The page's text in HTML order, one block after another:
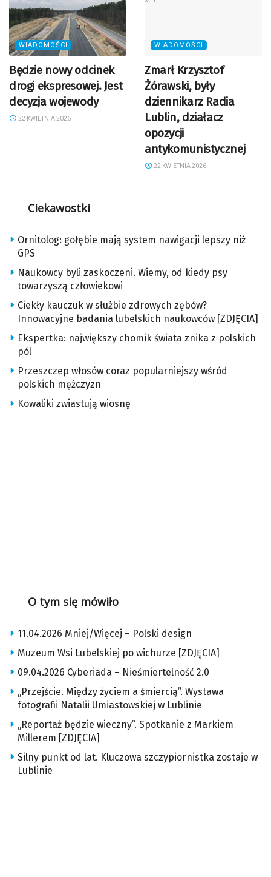
WIADOMOŚCI
Będzie nowy odcinek
drogi ekspresowej. Jest
decyzja wojewody
22 KWIETNIA 2026
WIADOMOŚCI
Zmarł Krzysztof
Żórawski, były
dziennikarz Radia
Lublin, działacz
opozycji
antykomunistycznej
22 KWIETNIA 2026
Ciekawostki
Ornitolog: gołębie mają system nawigacji lepszy niż
GPS
Naukowcy byli zaskoczeni. Wiemy, od kiedy psy
towarzyszą człowiekowi
Ciekły kauczuk w służbie zdrowych zębów?
Innowacyjne badania lubelskich naukowców [ZDJĘCIA]
Ekspertka: największy chomik świata znika z polskich
pól
Przeszczep włosów coraz popularniejszy wśród
polskich mężczyzn
Kowaliki zwiastują wiosnę
O tym się mówiło
11.04.2026 Mniej/Więcej – Polski design
Muzeum Wsi Lubelskiej po wichurze [ZDJĘCIA]
09.04.2026 Cyberiada – Nieśmiertelność 2.0
„Przejście. Między życiem a śmiercią”. Wystawa
fotografii Natalii Umiastowskiej w Lublinie
„Reportaż będzie wieczny”. Spotkanie z Markiem
Millerem [ZDJĘCIA]
Silny punkt od lat. Kluczowa szczypiornistka zostaje w
Lublinie